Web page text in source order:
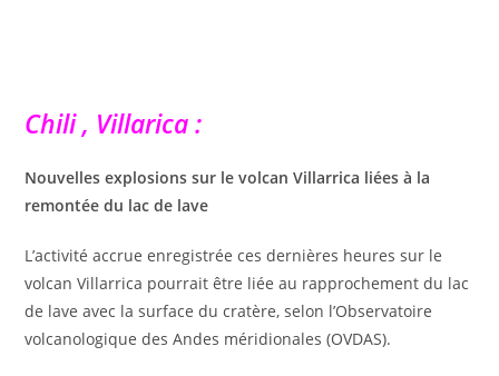
Chili , Villarica :
Nouvelles explosions sur le volcan Villarrica liées à la
remontée du lac de lave
L’activité accrue enregistrée ces dernières heures sur le
volcan Villarrica pourrait être liée au rapprochement du lac
de lave avec la surface du cratère, selon l’Observatoire
volcanologique des Andes méridionales (OVDAS).